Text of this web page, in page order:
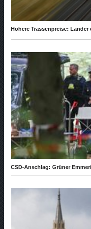
Höhere Trassenpreise:
CSD-Anschlag: Grüner